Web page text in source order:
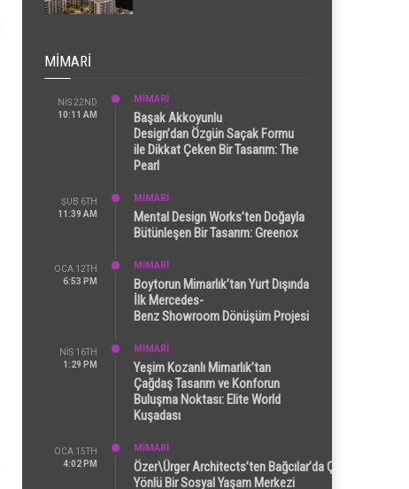
MIMARI
NIS 22ND
10:11 AM
MİMARİ
Başak Akkoyunlu
Design’dan Özgün Saçak Formu
ile Dikkat Çeken Bir Tasarım: The
Pearl
ŞUB 6TH
11:39 AM
MİMARİ
Mental Design Works’ten Doğayla
Bütünleşen Bir Tasarım: Greenox
OCA 12TH
6:53 PM
MİMARİ
Boytorun Mimarlık’tan Yurt Dışında
İlk Mercedes-
Benz Showroom Dönüşüm Projesi
NIS 16TH
1:29 PM
MİMARİ
Yeşim Kozanlı Mimarlık’tan
Çağdaş Tasarım ve Konforun
Buluşma Noktası: Elite World
Kuşadası
OCA 15TH
4:02 PM
MİMARİ
Özer\Ürger Architects’ten Bağcılar’da Çok
Yönlü Bir Sosyal Yaşam Merkezi